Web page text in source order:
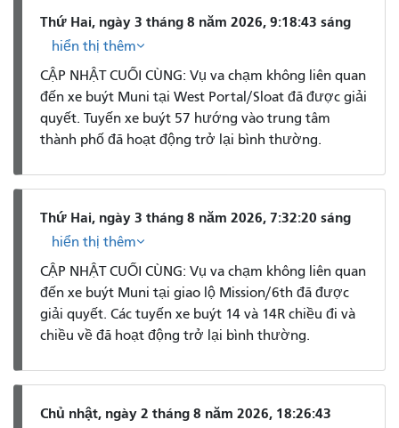
Thứ Hai, ngày 3 tháng 8 năm 2026, 9:18:43 sáng
hiển thị thêm
CẬP NHẬT CUỐI CÙNG: Vụ va chạm không liên quan
đến xe buýt Muni tại West Portal/Sloat đã được giải
quyết. Tuyến xe buýt 57 hướng vào trung tâm
thành phố đã hoạt động trở lại bình thường.
Thứ Hai, ngày 3 tháng 8 năm 2026, 7:32:20 sáng
hiển thị thêm
CẬP NHẬT CUỐI CÙNG: Vụ va chạm không liên quan
đến xe buýt Muni tại giao lộ Mission/6th đã được
giải quyết. Các tuyến xe buýt 14 và 14R chiều đi và
chiều về đã hoạt động trở lại bình thường.
Chủ nhật, ngày 2 tháng 8 năm 2026, 18:26:43